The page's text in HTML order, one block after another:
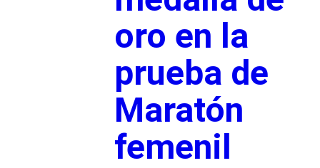
oro en la
prueba de
Maratón
femenil